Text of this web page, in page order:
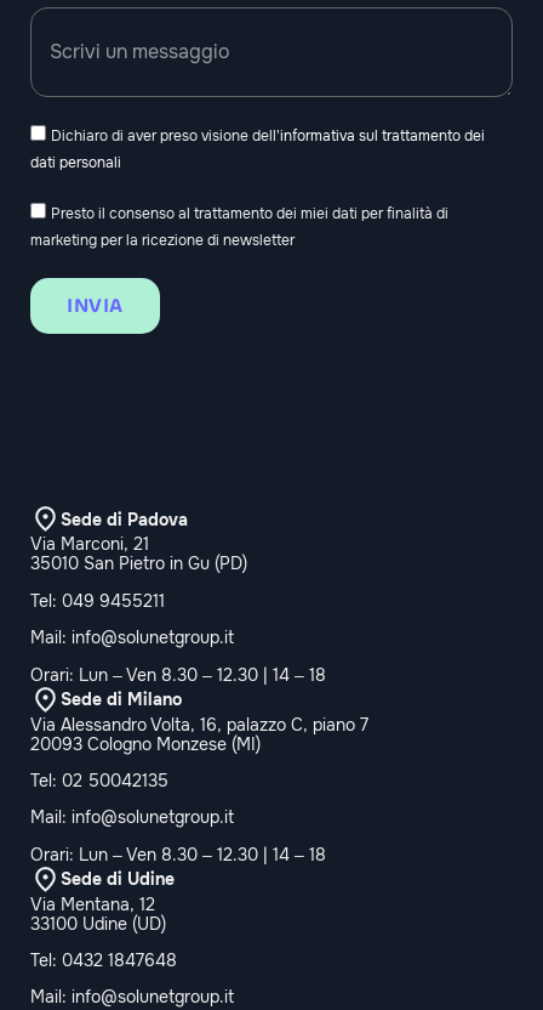
Dichiaro di aver preso visione dell'informativa sul trattamento dei
dati personali
Presto il consenso al trattamento dei miei dati per finalità di
marketing per la ricezione di newsletter
INVIA
Sede di Padova
Via Marconi, 21
35010 San Pietro in Gu (PD)
Tel: 049 9455211
Mail: info@solunetgroup.it
Orari: Lun – Ven 8.30 – 12.30 | 14 – 18
Sede di Milano
Via Alessandro Volta, 16, palazzo C, piano 7
20093 Cologno Monzese (MI)
Tel: 02 50042135
Mail: info@solunetgroup.it
Orari: Lun – Ven 8.30 – 12.30 | 14 – 18
Sede di Udine
Via Mentana, 12
33100 Udine (UD)
Tel: 0432 1847648
Mail: info@solunetgroup.it